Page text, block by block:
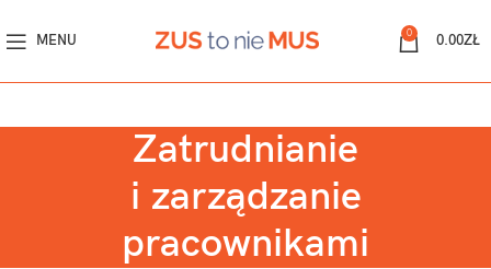
MENU 0 0.00ZŁ
Zatrudnianie
i zarządzanie
pracownikami